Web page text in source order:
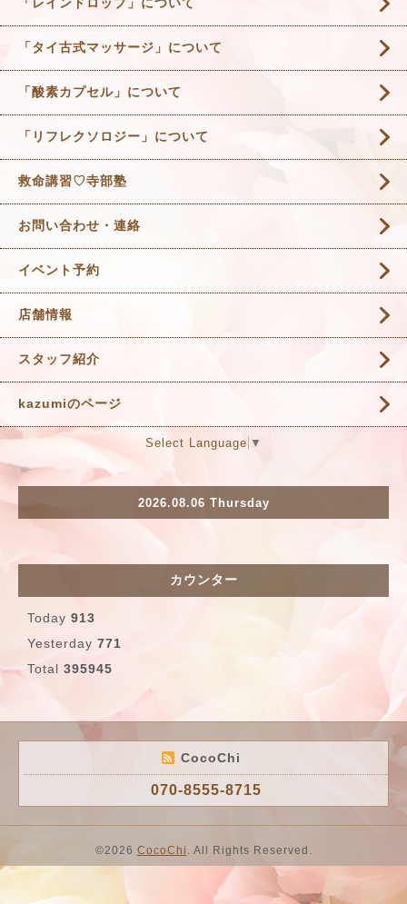
「レインドロップ」について
「タイ古式マッサージ」について
「酸素カプセル」について
「リフレクソロジー」について
救命講習♡寺部塾
お問い合わせ・連絡
イベント予約
店舗情報
スタッフ紹介
kazumiのページ
Select Language ▼
2026.08.06 Thursday
カウンター
Today 913
Yesterday 771
Total 395945
CocoChi
070-8555-8715
©2026 CocoChi . All Rights Reserved.